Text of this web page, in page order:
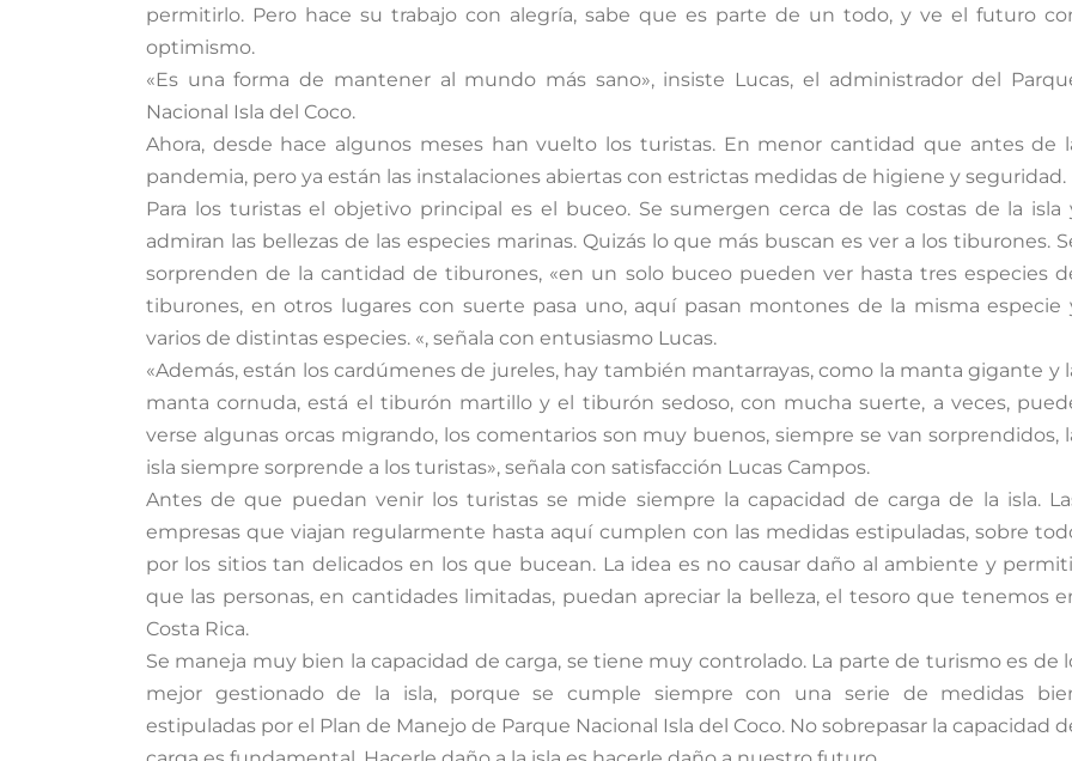
permitirlo. Pero hace su trabajo con alegría, sabe que es parte de un todo, y ve el futuro
optimismo.
«Es una forma de mantener al mundo más sano», insiste Lucas, el administrador del
Nacional Isla del Coco.
Ahora, desde hace algunos meses han vuelto los turistas. En menor cantidad que antes de
pandemia, pero ya están las instalaciones abiertas con estrictas medidas de higiene y seguridad.
Para los turistas el objetivo principal es el buceo. Se sumergen cerca de las costas de la isla
admiran las bellezas de las especies marinas. Quizás lo que más buscan es ver a los tiburones.
sorprenden de la cantidad de tiburones, «en un solo buceo pueden ver hasta tres especies
tiburones, en otros lugares con suerte pasa uno, aquí pasan montones de la misma especie
varios de distintas especies. «, señala con entusiasmo Lucas.
«Además, están los cardúmenes de jureles, hay también mantarrayas, como la manta gigante y
manta cornuda, está el tiburón martillo y el tiburón sedoso, con mucha suerte, a veces,
verse algunas orcas migrando, los comentarios son muy buenos, siempre se van sorprendidos,
isla siempre sorprende a los turistas», señala con satisfacción Lucas Campos.
Antes de que puedan venir los turistas se mide siempre la capacidad de carga de la isla.
empresas que viajan regularmente hasta aquí cumplen con las medidas estipuladas, sobre
por los sitios tan delicados en los que bucean. La idea es no causar daño al ambiente y
que las personas, en cantidades limitadas, puedan apreciar la belleza, el tesoro que tenemos
Costa Rica.
Se maneja muy bien la capacidad de carga, se tiene muy controlado. La parte de turismo es de
mejor gestionado de la isla, porque se cumple siempre con una serie de medidas
estipuladas por el Plan de Manejo de Parque Nacional Isla del Coco. No sobrepasar la capacidad